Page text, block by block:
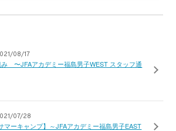
08/17
〜JFAアカデミー福島男子WEST スタッフ通
07/28
ーキャンプ】～JFAアカデミー福島男子EAST